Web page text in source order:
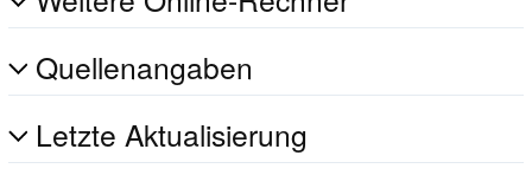
Quellenangaben
Letzte Aktualisierung